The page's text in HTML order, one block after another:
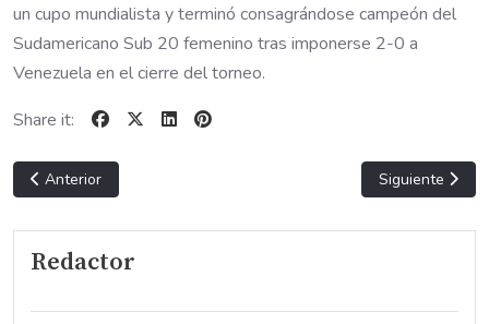
un cupo mundialista y terminó consagrándose campeón del
Sudamericano Sub 20 femenino tras imponerse 2-0 a
Venezuela en el cierre del torneo.
Share it:
Artículo anterior: CAMPEONES INOXIDABLES
Anterior Artículo
Siguiente
Redactor